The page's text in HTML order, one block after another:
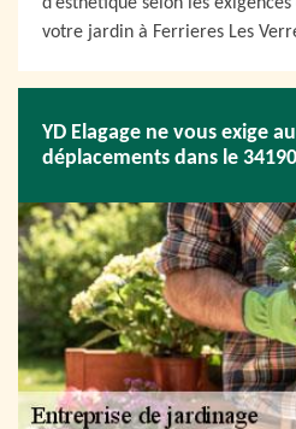
votre jardin à Ferrieres Les
YD Elagage ne vous exige
déplacements dans le 34190